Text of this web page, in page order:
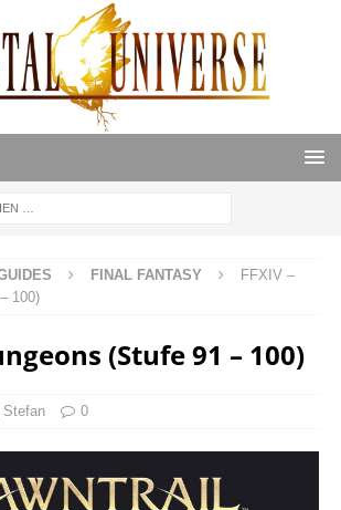
FINAL FANTASY
FFXIV –
100)
(Stufe 91 – 100)
Stefan 0